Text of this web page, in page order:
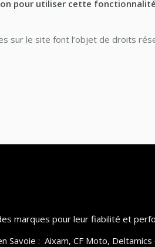
pour utiliser cette
sur le site font l’objet de droits
marques pour leur fiabilité et
: Aixam, CF Moto,